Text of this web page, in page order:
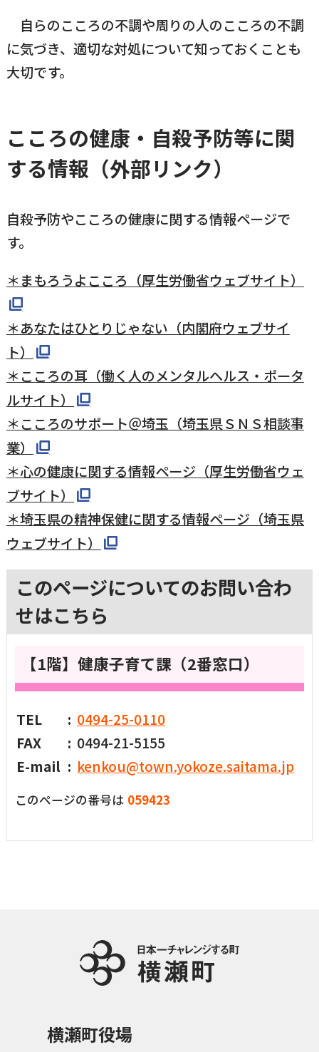
自らのこころの不調や周りの人のこころの不調
に気づき、適切な対処について知っておくことも
大切です。
こころの健康・自殺予防等に関
する情報（外部リンク）
自殺予防やこころの健康に関する情報ページで
す。
＊まもろうよこころ（厚生労働省ウェブサイト）
＊あなたはひとりじゃない（内閣府ウェブサイ
ト）
＊こころの耳（働く人のメンタルヘルス・ポータ
ルサイト）
＊こころのサポート＠埼玉（埼玉県ＳＮＳ相談事
業）
＊心の健康に関する情報ページ（厚生労働省ウェ
ブサイト）
＊埼玉県の精神保健に関する情報ページ（埼玉県
ウェブサイト）
このページについてのお問い合わ
せはこちら
【1階】健康子育て課（2番窓口）
TEL
0494-25-0110
FAX
0494-21-5155
E-mail
kenkou@town.yokoze.saitama.jp
このページの番号は 059423
横瀬町役場